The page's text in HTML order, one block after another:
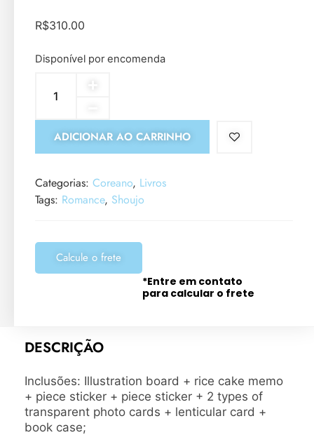
R$310.00
Disponível por encomenda
ADICIONAR AO CARRINHO
Categorias: Coreano, Livros
Tags: Romance, Shoujo
Calcule o frete
*Entre em contato
para calcular o frete
DESCRIÇÃO
Inclusões: Illustration board + rice cake memo
+ piece sticker + piece sticker + 2 types of
transparent photo cards + lenticular card +
book case;